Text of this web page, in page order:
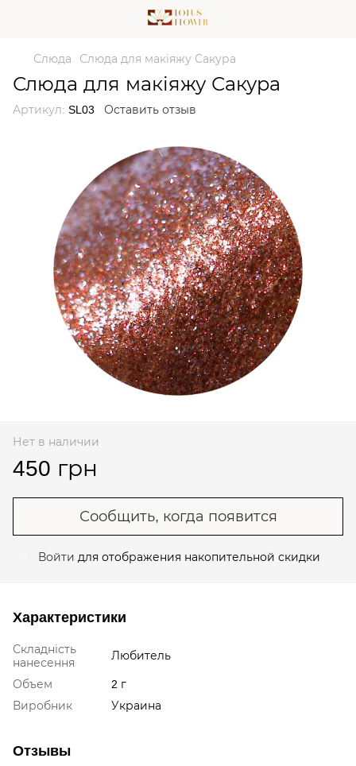
Слюда Слюда для макіяжу Сакура
Слюда для макіяжу Сакура
Артикул: SL03 Оставить отзыв
Нет в наличии
450 грн
Сообщить, когда появится
Войти для отображения накопительной скидки
Характеристики
Складність
нанесення
Любитель
Объем
2 г
Виробник
Украина
Отзывы